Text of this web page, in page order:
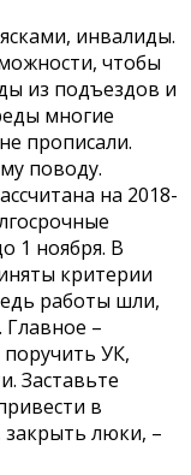
инвалиды.
чтобы
из подъездов и
многие
прописали.
поводу.
на 2018-
1 ноября. В
критерии
работы шли,
Главное –
УК,
Заставьте
в
люки, –